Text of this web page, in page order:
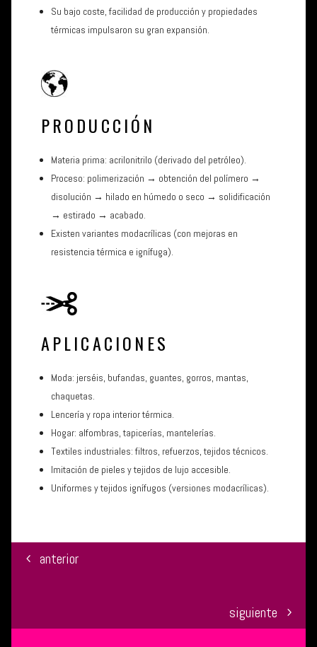
Su bajo coste, facilidad de producción y propiedades
térmicas impulsaron su gran expansión.
PRODUCCIÓN
Materia prima: acrilonitrilo (derivado del petróleo).
Proceso: polimerización → obtención del polímero →
disolución → hilado en húmedo o seco → solidificación
→ estirado → acabado.
Existen variantes modacrílicas (con mejoras en
resistencia térmica e ignífuga).
APLICACIONES
Moda: jerséis, bufandas, guantes, gorros, mantas,
chaquetas.
Lencería y ropa interior térmica.
Hogar: alfombras, tapicerías, mantelerías.
Textiles industriales: filtros, refuerzos, tejidos técnicos.
Imitación de pieles y tejidos de lujo accesible.
Uniformes y tejidos ignífugos (versiones modacrílicas).
anterior
siguiente